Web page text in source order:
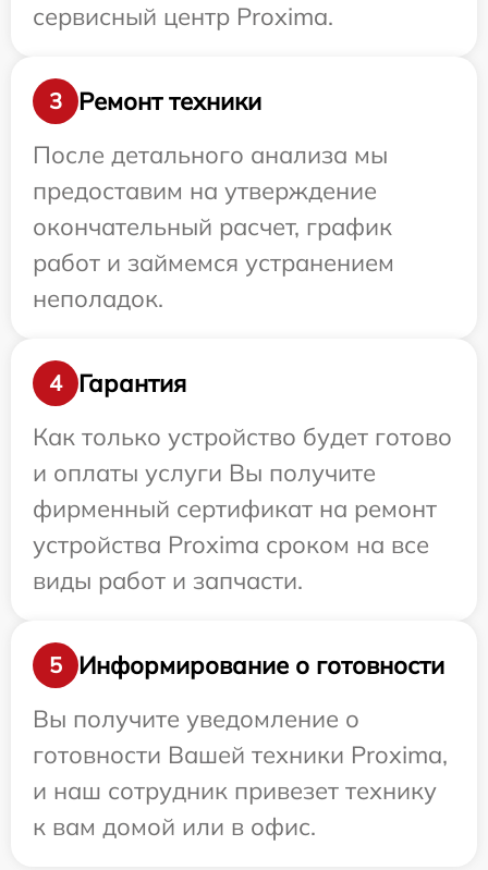
сервисный центр Proxima.
3
Ремонт техники
После детального анализа мы
предоставим на утверждение
окончательный расчет, график
работ и займемся устранением
неполадок.
4
Гарантия
Как только устройство будет готово
и оплаты услуги Вы получите
фирменный сертификат на ремонт
устройства Proxima сроком на все
виды работ и запчасти.
5
Информирование о готовности
Вы получите уведомление о
готовности Вашей техники Proxima,
и наш сотрудник привезет технику
к вам домой или в офис.